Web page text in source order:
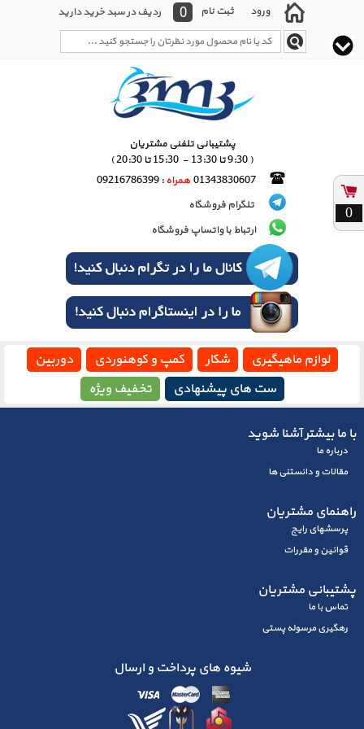
ورود ثبت نام 0 ردیف در سبد خرید دارید
پشتیبانی تلفنی مشتریان
( 9:30 تا 13:30 - 15:30 تا 20:30 )
01343830607 همراه : 09216786399
تلگرام فروشگاه
ارتباط با واتساپ فروشگاه
لوازم ماهیگیری شکار کمپ و کوهنوردی
دوربین
ست های پیشنهادی
تخفیف ویژه
با ما بیشتر آشنا شوید
درباره ما
مقالات و دانستنی ها
راهنمای مشتریان
پرسشهای رايج
قوانین و مقررات
پشتیبانی مشتریان
تماس با ما
رهگیری مرسوله پستی
شیوه های پرداخت و ارسال
0